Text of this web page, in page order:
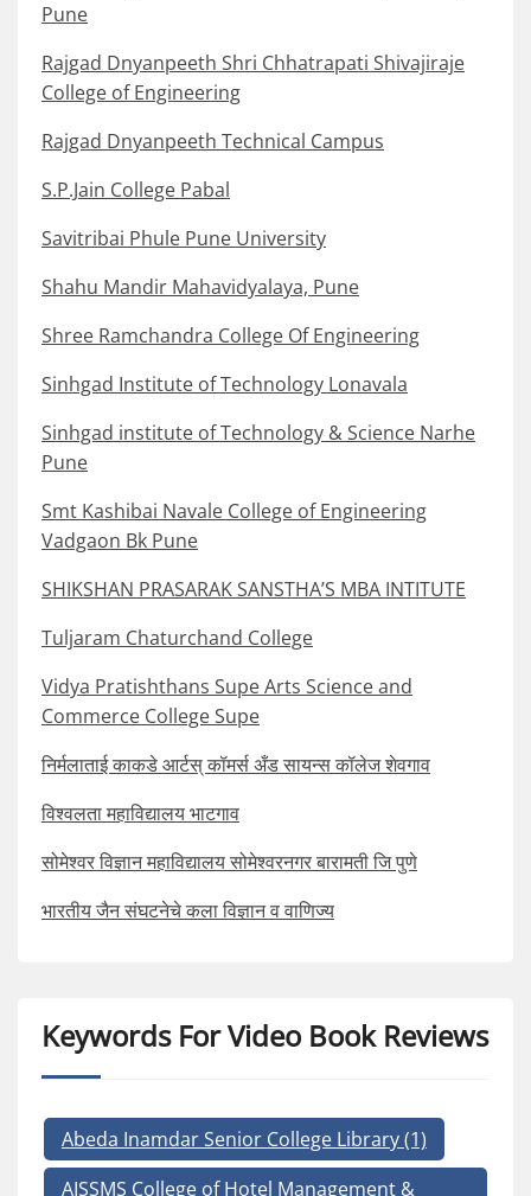
Pune
Rajgad Dnyanpeeth Shri Chhatrapati Shivajiraje
College of Engineering
Rajgad Dnyanpeeth Technical Campus
S.P.Jain College Pabal
Savitribai Phule Pune University
Shahu Mandir Mahavidyalaya, Pune
Shree Ramchandra College Of Engineering
Sinhgad Institute of Technology Lonavala
Sinhgad institute of Technology & Science Narhe
Pune
Smt Kashibai Navale College of Engineering
Vadgaon Bk Pune
SHIKSHAN PRASARAK SANSTHA’S MBA INTITUTE
Tuljaram Chaturchand College
Vidya Pratishthans Supe Arts Science and
Commerce College Supe
निर्मलाताई काकडे आर्टस् कॉमर्स अँड सायन्स कॉलेज शेवगाव
विश्वलता महाविद्यालय भाटगाव
सोमेश्वर विज्ञान महाविद्यालय सोमेश्वरनगर बारामती जि पुणे
भारतीय जैन संघटनेचे कला विज्ञान व वाणिज्य
Keywords For Video Book Reviews
Abeda Inamdar Senior College Library(1)
AISSMS College of Hotel Management &